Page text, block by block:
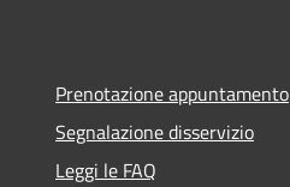
Prenotazione appuntamento
Segnalazione disservizio
Leggi le FAQ